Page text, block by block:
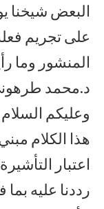
البعض شيخنا
على تجريم
المنشور وما
د.محمد
وعليكم
هذا الكلام
اعتبار
رددنا عليه